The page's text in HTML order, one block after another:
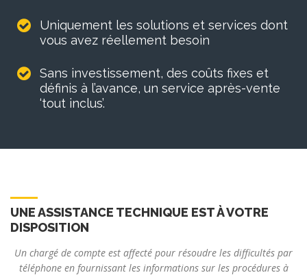
Uniquement les solutions et services dont
vous avez réellement besoin
Sans investissement, des coûts fixes et
définis à l’avance, un service après-vente
‘tout inclus’.
UNE ASSISTANCE TECHNIQUE EST À VOTRE
DISPOSITION
Un chargé de compte est affecté pour résoudre les difficultés par
téléphone en fournissant les informations sur les procédures à